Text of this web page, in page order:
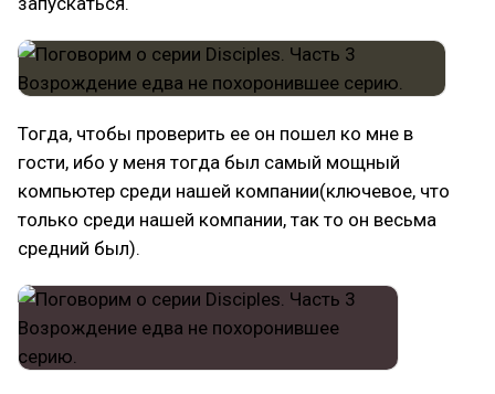
Тогда, чтобы проверить ее он пошел ко мне в
гости, ибо у меня тогда был самый мощный
компьютер среди нашей компании(ключевое, что
только среди нашей компании, так то он весьма
средний был).